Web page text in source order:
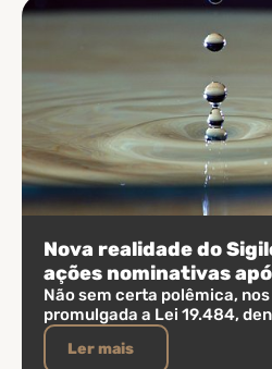
Nova realidade do
ações nominativas
Não sem certa polêmica,
promulgada a Lei 19.484,
Ler mais